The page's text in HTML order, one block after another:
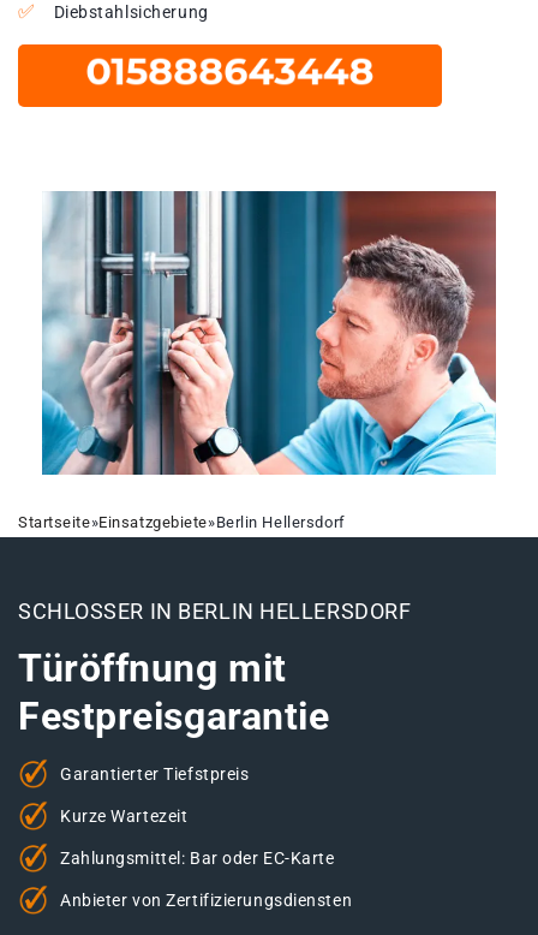
Diebstahlsicherung
Startseite»Einsatzgebiete»Berlin Hellersdorf
SCHLOSSER IN BERLIN HELLERSDORF
Türöffnung mit
Festpreisgarantie
Garantierter Tiefstpreis
Kurze Wartezeit
Zahlungsmittel: Bar oder EC-Karte
Anbieter von Zertifizierungsdiensten